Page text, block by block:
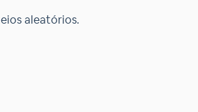
aleatórios.